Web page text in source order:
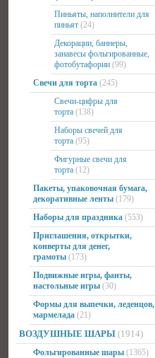
Пиньяты, наполнители для
пиньят (24)
Декорации, баннеры,
занавесы фольгированные,
фотобутафории (99)
Свечи для торта (245)
Свечи-цифры для
торта (138)
Наборы свечей для
торта (95)
Фигурные свечи для
торта (12)
Пакеты, упаковочная бумага,
декоративные ленты (179)
Наборы для праздника (553)
Приглашения, открытки,
конверты для денег,
грамоты (173)
Подвижные игры, фанты,
настольные игры (30)
Формы для выпечки, леденцов,
мармелада (21)
ВОЗДУШНЫЕ ШАРЫ (1914)
Фольгированные шары (1365)